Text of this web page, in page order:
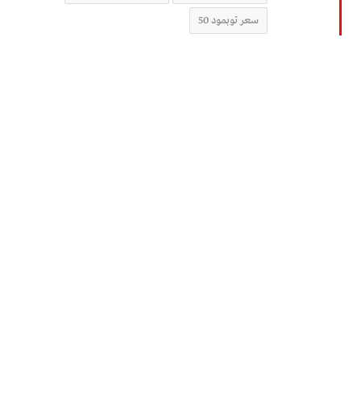
سعر توبمود 50